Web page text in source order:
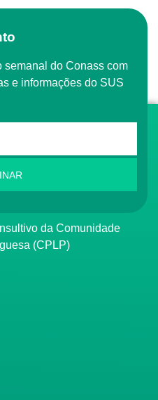
e informações do SUS
(CPLP)